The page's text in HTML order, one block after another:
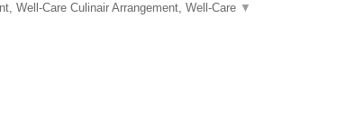
Well-Care Culinair Arrangement, Well-Care ▼